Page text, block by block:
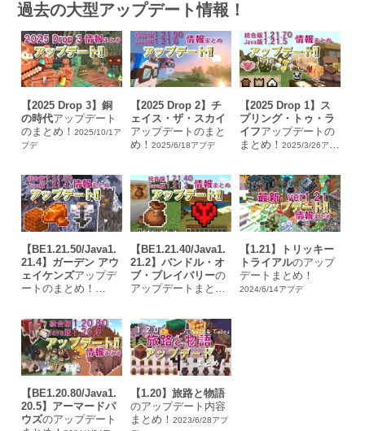
過去の大型アップデート情報！
【2025 Drop 3】銅
の時代アップデート
のまとめ！ 2025/10/1ア
プデ
【2025 Drop 2】チ
ェイス・ザ・スカイ
アップデートのまと
め！ 2025/6/18アプデ
【2025 Drop 1】ス
プリング・トゥ・ラ
イフアップデートの
まとめ！ 2025/3/26アプ
【BE1.21.50/Java1.
21.4】ガーデン アウ
ェイケンズアップデ
ートのまとめ！
【BE1.21.40/Java1.
21.2】バンドル・オ
ブ・ブレイバリーの
アップデートまと
【1.21】トリッキー
トライアルのアップ
デートまとめ！
2024/6/14アプデ
【BE1.20.80/Java1.
20.5】アーマードパ
ウズのアップデート
【1.20】旅路と物語
のアップデート内容
まとめ！ 2023/6/28アプ